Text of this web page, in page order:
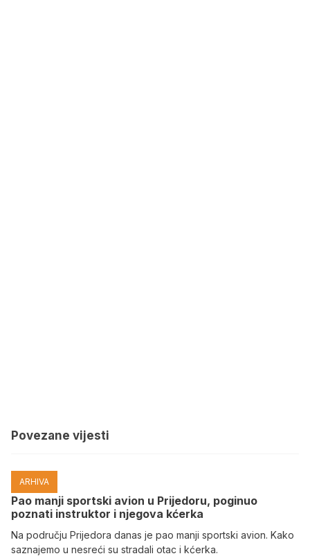
Povezane vijesti
ARHIVA
Pao manji sportski avion u Prijedoru, poginuo
poznati instruktor i njegova kćerka
Na području Prijedora danas je pao manji sportski avion. Kako
saznajemo u nesreći su stradali otac i kćerka.